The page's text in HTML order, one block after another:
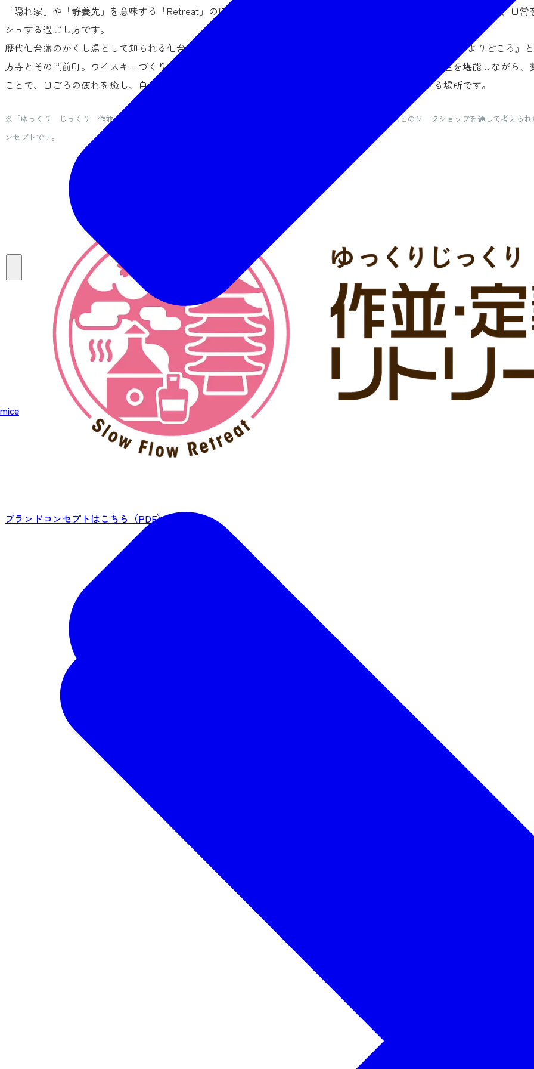
mice
「隠れ家」や「静養先」を意味する「Retreat」のほか、「再治療」や「回復」を意味する「Retreatment」などから、日
シュする過ごし方です。
歴代仙台藩のかくし湯として知られる仙台作並温泉や、平家の末裔から現代に至るまでの約800年間、『心のよりどころ』
方寺とその門前町。ウイスキーづくりにも使われる清流や緑豊かな山々など、四季折々に移り変わる景色を堪能しながら
ことで、日ごろの疲れを癒し、自分を見つめなおすなど、「ゆっくり、じっくり」過ごすことができる場所です。
※「ゆっくり じっくり 作並・定義リトリート」は、仙台市エリア別ブランディング事業の中で、多様な関係者とのワークショップを通して考えられ
ンセプトです。
ブランドコンセプトはこちら（PDF）